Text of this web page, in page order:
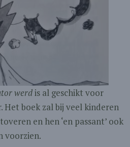
werdis al geschikt voor
Het boek zal bij veel kinderen
en hen ‘en passant’ ook
voorzien.